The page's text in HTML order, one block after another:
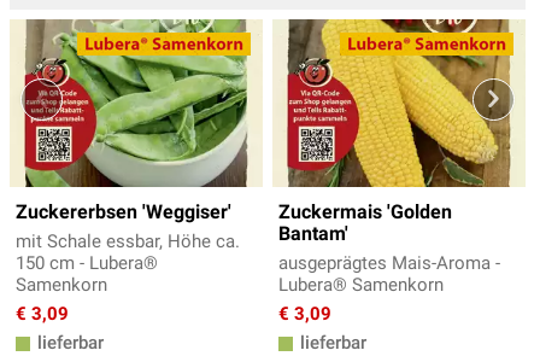
Zuckererbsen 'Weggiser'
mit Schale essbar, Höhe ca.
150 cm - Lubera®
Samenkorn
€ 3,09
lieferbar
Zuckermais 'Golden
Bantam'
ausgeprägtes Mais-Aroma -
Lubera® Samenkorn
€ 3,09
lieferbar